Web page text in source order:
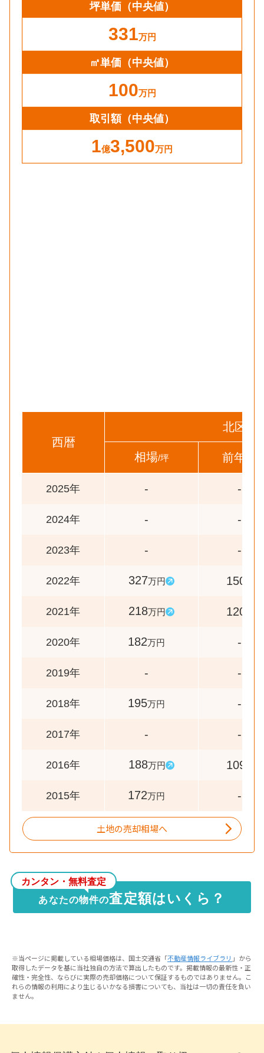
坪単価 （中央値）
331万円
㎡単価 （中央値）
100万円
取引額（中央値）
1億3,500万円
西暦
北区
相場/坪 前年比
2025年 - -
2024年 - -
2023年 - -
2022年 327万円 150
2021年 218万円 120
2020年 182万円 -
2019年 - -
2018年 195万円 -
2017年 - -
2016年 188万円 109
2015年 172万円 -
土地の売却相場へ
カンタン・無料査定
あなたの物件の査定額はいくら？
※当ページに掲載している相場価格は、国土交通省「不動産情報ライブラリ 」から
取得したデータを基に当社独自の方法で算出したものです。掲載情報の最新性・正
確性・完全性、ならびに実際の売却価格について保証するものではありません。こ
れらの情報の利用により生じるいかなる損害についても、当社は一切の責任を負い
ません。